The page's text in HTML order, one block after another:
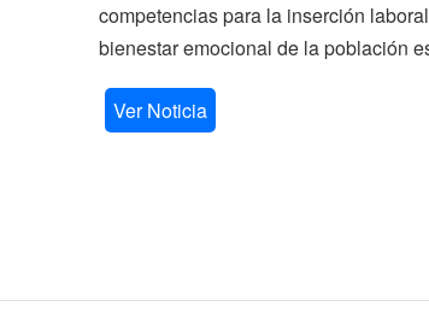
competencias para la inserción
bienestar emocional de la población
Ver Noticia